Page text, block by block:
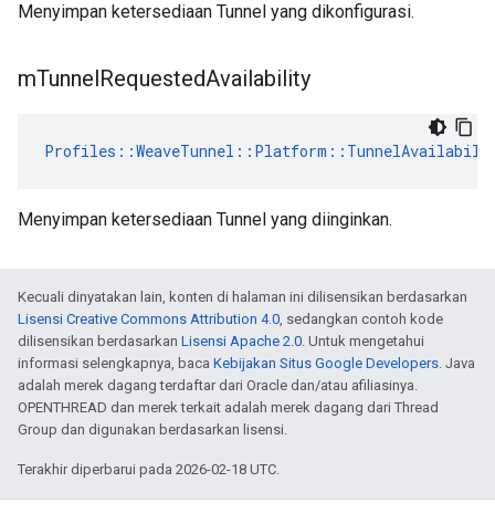
Menyimpan ketersediaan Tunnel yang dikonfigurasi.
mTunnelRequestedAvailability
Menyimpan ketersediaan Tunnel yang diinginkan.
Kecuali dinyatakan lain, konten di halaman ini dilisensikan berdasarkan
Lisensi Creative Commons Attribution 4.0, sedangkan contoh kode
dilisensikan berdasarkan Lisensi Apache 2.0. Untuk mengetahui
informasi selengkapnya, baca Kebijakan Situs Google Developers. Java
adalah merek dagang terdaftar dari Oracle dan/atau afiliasinya.
OPENTHREAD dan merek terkait adalah merek dagang dari Thread
Group dan digunakan berdasarkan lisensi.
Terakhir diperbarui pada 2026-02-18 UTC.